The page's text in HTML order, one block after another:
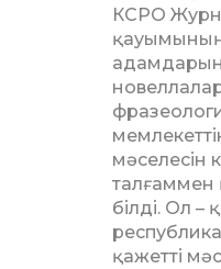
КСРО
қауымының
мәселесін
талғаммен
білді. Ол –
қажетті